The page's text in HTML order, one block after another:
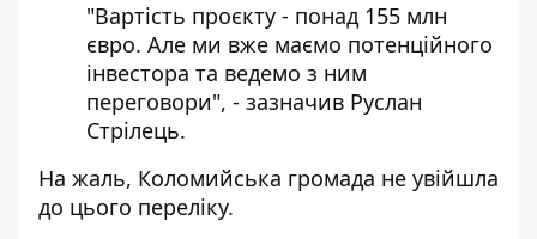
"Вартість проєкту - понад 155 млн
євро. Але ми вже маємо потенційного
інвестора та ведемо з ним
переговори", - зазначив Руслан
Стрілець.
На жаль, Коломийська громада не увійшла
до цього переліку.